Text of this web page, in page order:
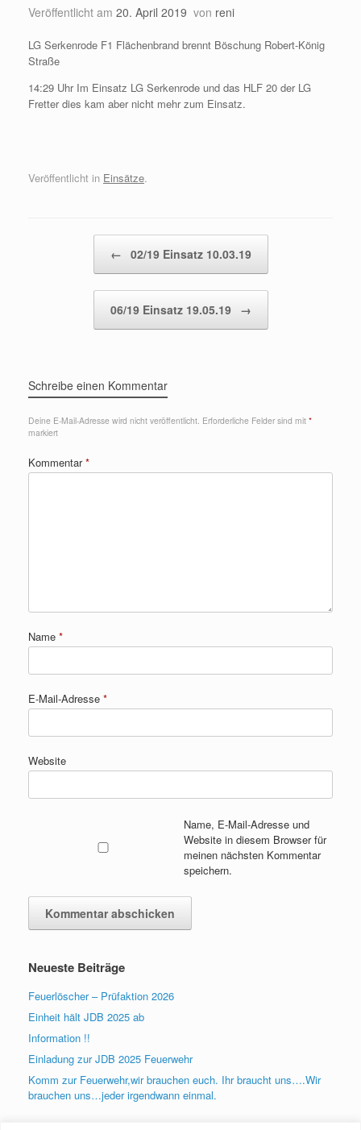
Veröffentlicht am 20. April 2019 von reni
LG Serkenrode F1 Flächenbrand brennt Böschung Robert-König
Straße
14:29 Uhr Im Einsatz LG Serkenrode und das HLF 20 der LG
Fretter dies kam aber nicht mehr zum Einsatz.
Veröffentlicht in Einsätze.
← 02/19 Einsatz 10.03.19
06/19 Einsatz 19.05.19 →
Schreibe einen Kommentar
Deine E-Mail-Adresse wird nicht veröffentlicht. Erforderliche Felder sind mit *
markiert
Kommentar*
Name *
E-Mail-Adresse *
Website
Name, E-Mail-Adresse und
Website in diesem Browser für
meinen nächsten Kommentar
speichern.
Neueste Beiträge
Feuerlöscher – Prüfaktion 2026
Einheit hält JDB 2025 ab
Information !!
Einladung zur JDB 2025 Feuerwehr
Komm zur Feuerwehr,wir brauchen euch. Ihr braucht uns….Wir
brauchen uns…jeder irgendwann einmal.